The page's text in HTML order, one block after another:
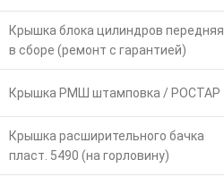
Крышка блока цилиндров передняя
в сборе (ремонт с гарантией)
Крышка РМШ штамповка / РОСТАР
Крышка расширительного бачка
пласт. 5490 (на горловину)